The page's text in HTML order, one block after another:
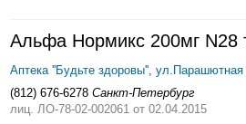
Альфа Нормикс 200мг N28
Аптека ''Будьте здоровы'', ул.Парашютная
(812) 676-6278 Санкт-Петербург
лиц. ЛО-78-02-002061 от 02.04.2015